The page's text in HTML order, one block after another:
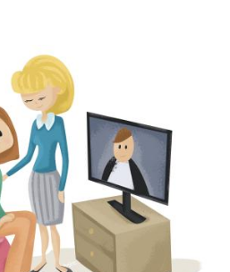
minu pere muresid
küsimused